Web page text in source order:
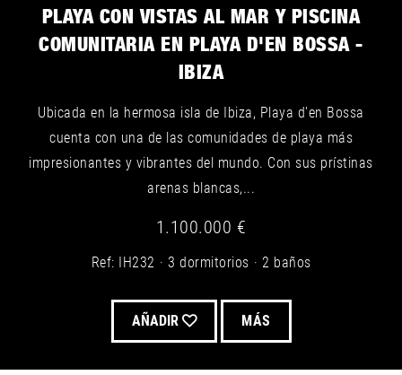
PLAYA CON VISTAS AL MAR Y PISCINA
COMUNITARIA EN PLAYA D'EN BOSSA -
IBIZA
Ubicada en la hermosa isla de Ibiza, Playa d'en Bossa
cuenta con una de las comunidades de playa más
impresionantes y vibrantes del mundo. Con sus prístinas
arenas blancas,...
1.100.000 €
Ref: IH232 3 dormitorios 2 baños
AÑADIR MÁS